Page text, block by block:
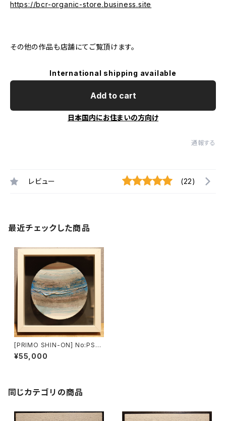
https://bcr-organic-store.business.site
その他の作品も店舗にてご覧頂けます。
International shipping available
Add to cart
日本国内にお住まいの方向け
通報する
レビュー (22)
最近チェックした商品
[PRIMO SHIN-ON] No:PS16
017
¥55,000
同じカテゴリの商品